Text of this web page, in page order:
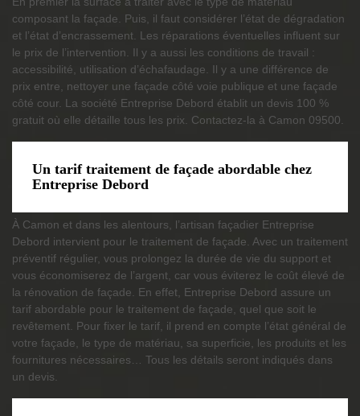
composant la façade. Puis, il faut considérer l’état de dégradation
et l’état d’encrassement. Les réparations éventuelles influent sur
le prix de l’intervention. Il y a aussi les conditions de travail :
accessibilité, utilisation d’échafaudage. Il y a une différence de
prix entre, nettoyer une façade côté voie publique et une façade
côté cour. La société Entreprise Debord établit un devis 100 %
gratuit où elle détaille tous les prix. Contactez-la à Camon 09500.
Un tarif traitement de façade abordable chez
Entreprise Debord
À Camon et dans les alentours, l’artisan façadier Entreprise
Debord intervient pour le traitement de façade. Avec un traitement
préventif régulier, vous prolongez la durée de vie du support et
vous économiserez de l’argent, car vous éviterez le coût élevé de
la rénovation de façade. En effet, Entreprise Debord assure un
tarif abordable pour le traitement de façade, quel que soit le
revêtement. Pour fixer le tarif, il prend en compte l’état général de
votre façade, le type de matériau, sa superficie, les produits et les
fournitures nécessaires… Tous les détails seront indiqués dans
un devis.